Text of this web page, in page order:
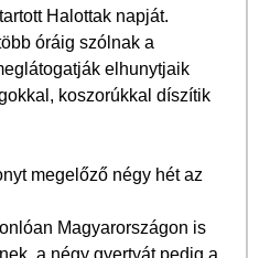
Halottak napját.
óráig szólnak a
elhunytjaik
koszorúkkal díszítik
megelőző négy hét az
Magyarországon is
a négy gyertyát pedig a